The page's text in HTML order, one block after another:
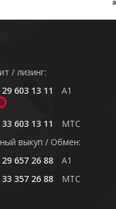
/ лизинг:
603 13 11
A1
603 13 11
MTC
выкуп / Обмен:
657 26 88
A1
357 26 88
MTC